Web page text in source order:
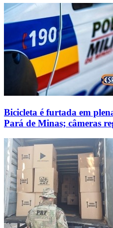
Bicicleta é furtada em
Pará de Minas; câmeras